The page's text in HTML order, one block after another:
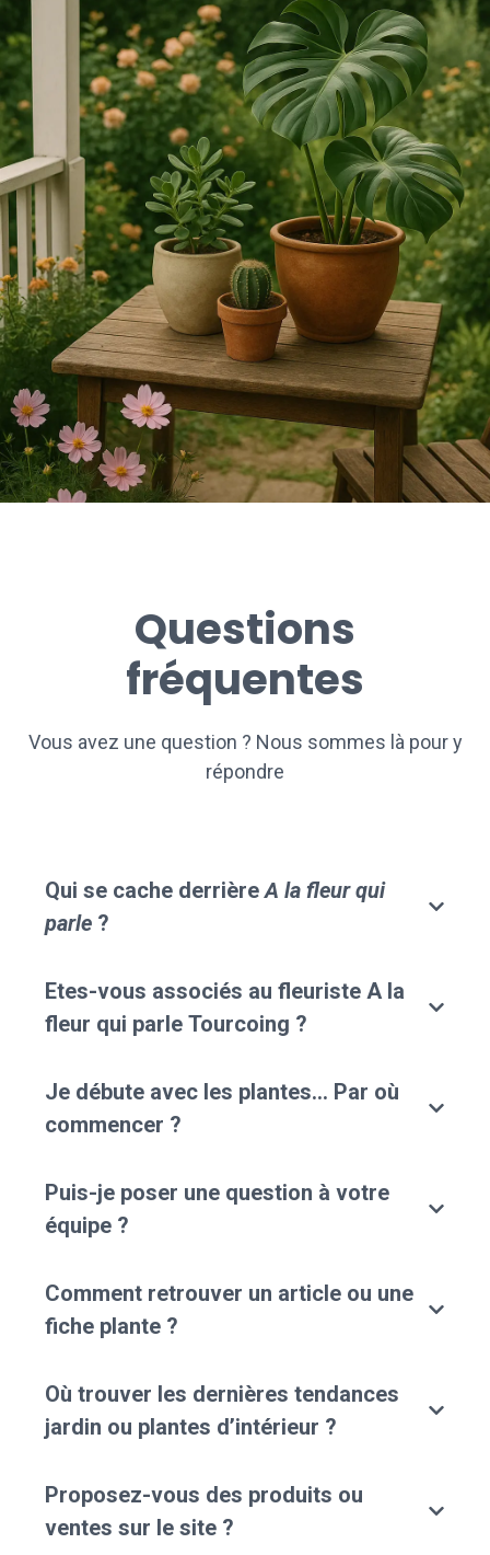
Questions
fréquentes
Vous avez une question ? Nous sommes là pour y
répondre
Qui se cache derrièreA la fleur qui
parle ?
Etes-vous associés au fleuriste A la
fleur qui parle Tourcoing ?
Je débute avec les plantes… Par où
commencer ?
Puis-je poser une question à votre
équipe ?
Comment retrouver un article ou une
fiche plante ?
Où trouver les dernières tendances
jardin ou plantes d’intérieur ?
Proposez-vous des produits ou
ventes sur le site ?